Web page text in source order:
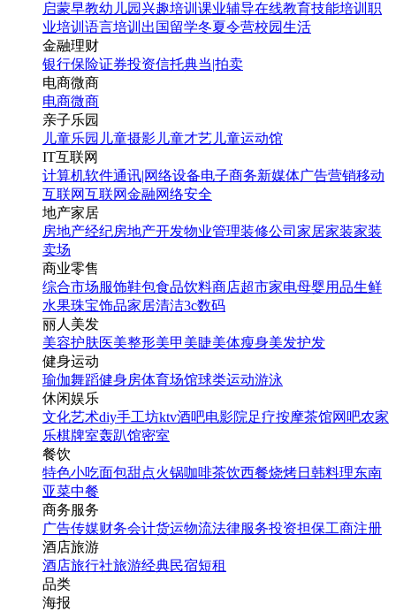
启蒙早教幼儿园 兴趣培训 课业辅导在线教育技能培训 职
业培训 语言培训 出国留学冬夏令营校园生活
金融理财
银行保险证券投资信托典当|拍卖
电商微商
电商微商
亲子乐园
儿童乐园 儿童摄影 儿童才艺 儿童运动馆
IT互联网
计算机软件通讯|网络设备电子商务新媒体广告营销移动
互联网互联网金融网络安全
地产家居
房地产经纪房地产开发物业管理装修公司 家居家装家装
卖场
商业零售
综合市场服饰鞋包食品饮料商店超市家电母婴用品生鲜
水果珠宝饰品家居清洁3c数码
丽人美发
美容护肤医美整形美甲美睫美体瘦身美发护发
健身运动
瑜伽舞蹈健身房体育场馆球类运动游泳
休闲娱乐
文化艺术diy手工坊ktv酒吧电影院足疗按摩茶馆网吧农家
乐棋牌室轰趴馆密室
餐饮
特色小吃面包甜点火锅咖啡茶饮西餐烧烤日韩料理东南
亚菜中餐
商务服务
广告传媒财务会计货运物流法律服务投资担保工商注册
酒店旅游
酒店旅行社旅游经典民宿短租
品类
海报